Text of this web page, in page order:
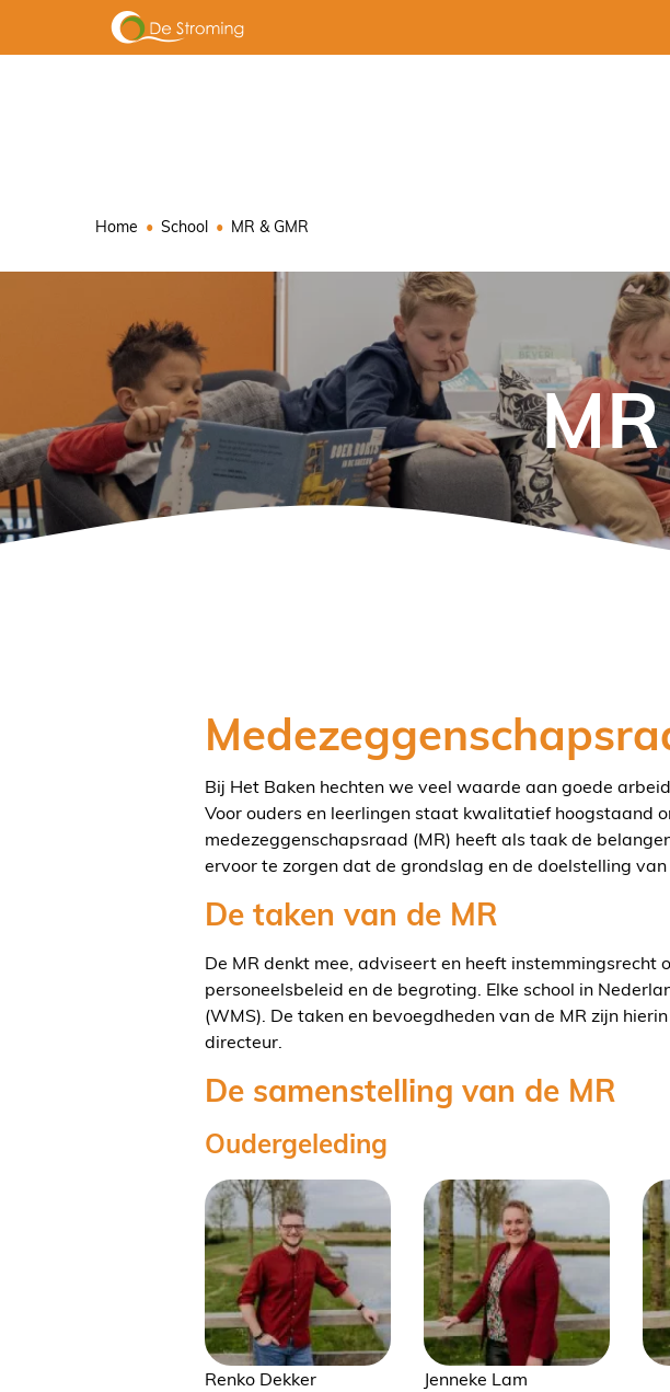
Home School MR & GMR
Bij Het Baken hechten we veel waarde aan goede
Voor ouders en leerlingen staat kwalitatief hoogstaand
medezeggenschapsraad (MR) heeft als taak de
ervoor te zorgen dat de grondslag en de doelstelling
De taken van de MR
De MR denkt mee, adviseert en heeft
personeelsbeleid en de begroting. Elke school in
(WMS). De taken en bevoegdheden van de MR zijn
directeur.
De samenstelling van de MR
Oudergeleding
Renko Dekker
Jenneke Lam